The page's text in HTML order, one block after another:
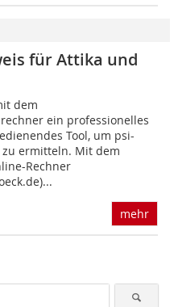
für Attika und
dem
ein professionelles
Tool, um psi-
zu ermitteln. Mit dem
Rechner
mehr